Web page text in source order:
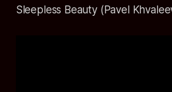
Sleepless Beauty(Pavel